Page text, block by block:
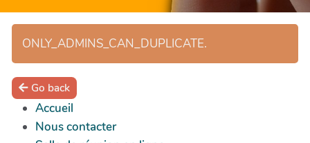
ONLY_ADMINS_CAN_DUPLICATE.
Go back
Accueil
Nous contacter